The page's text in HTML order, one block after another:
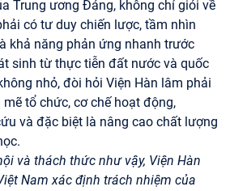
Trung ương Đảng, không chỉ giỏi về
có tư duy chiến lược, tầm nhìn
khả năng phản ứng nhanh trước
sinh từ thực tiễn đất nước và quốc
nhỏ, đòi hỏi Viện Hàn lâm phải
tổ chức, cơ chế hoạt động,
và đặc biệt là nâng cao chất lượng
và thách thức như vậy, Viện Hàn
Nam xác định trách nhiệm của